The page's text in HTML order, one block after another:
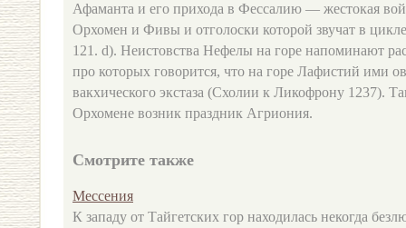
Афаманта и его прихода в Фессалию — жестокая
Орхомен и Фивы и отголоски которой звучат в
121. d). Неистовства Нефелы на горе напоминают
про которых говорится, что на горе Лафистий ими
вакхического экстаза (Схолии к Ликофрону 1237).
Орхомене возник праздник Агриония.
Смотрите также
Мессения
К западу от Тайгетских гор находилась некогда